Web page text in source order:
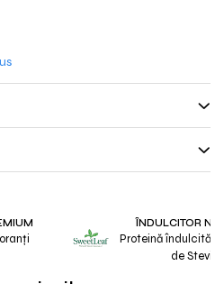
ÎNDULCITOR
Proteină îndulcită
de Stevie